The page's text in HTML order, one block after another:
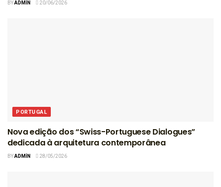
BYADMIN 20/06/2026
PORTUGAL
Nova edição dos “Swiss-Portuguese Dialogues”
dedicada à arquitetura contemporânea
BYADMIN 28/05/2026